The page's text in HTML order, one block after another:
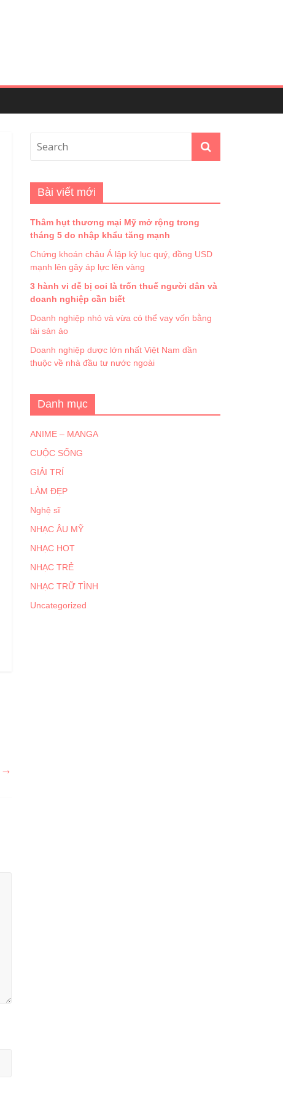
→
Bài viết mới
Thâm hụt thương mại Mỹ mở rộng trong
tháng 5 do nhập khẩu tăng mạnh
Chứng khoán châu Á lập kỷ lục quý, đồng USD
mạnh lên gây áp lực lên vàng
3 hành vi dễ bị coi là trốn thuế người dân và
doanh nghiệp cần biết
Doanh nghiệp nhỏ và vừa có thể vay vốn bằng
tài sản ảo
Doanh nghiệp dược lớn nhất Việt Nam dần
thuộc về nhà đầu tư nước ngoài
Danh mục
ANIME – MANGA
CUỘC SỐNG
GIẢI TRÍ
LÀM ĐẸP
Nghệ sĩ
NHẠC ÂU MỸ
NHẠC HOT
NHẠC TRẺ
NHẠC TRỮ TÌNH
Uncategorized